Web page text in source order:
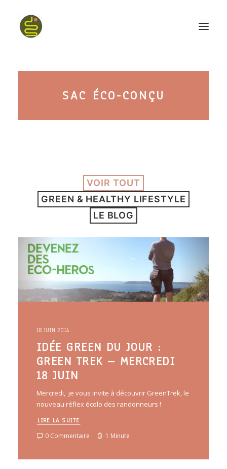
PROGRAMME HAPPY BELLY
CONFÉRENCES
podcast kinoa
faire le quiz
Recherche
SAC ÉCO-CONÇU
VOIR TOUT
GREEN & HEALTHY LIFESTYLE
LE BLOG
18 JUIN 2014
IDÉE GREEN DU JOUR :
GREEN TREK – MERCREDI
18 JUIN
Mercredi, je vous invite à découvrir GreenTrek, le
nouveau réflex écolo des randonneurs !
LIRE LA SUITE
0 Commentaire 1 Minute